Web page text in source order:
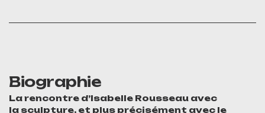
Biographie
La rencontre d’Isabelle Rousseau avec
la sculpture, et plus précisément avec le